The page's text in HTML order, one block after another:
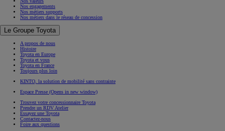
Nos engagements
Nos métiers supports
Nos métiers dans le réseau de concession
Le Groupe Toyota
A propos de nous
Histoire
Toyota en Europe
Toyota et vous
Toyota en France
Toujours plus loin
KINTO, la solution de mobilité sans contrainte
Espace Presse (Opens in new window)
Trouvez votre concessionnaire Toyota
Prendre un RDV Atelier
Essayez une Toyota
Contactez-nous
Foire aux questions